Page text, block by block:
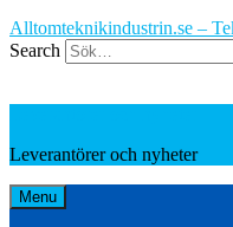
Alltomteknikindustrin.se –
Search
Leverantörer och nyheter
Menu